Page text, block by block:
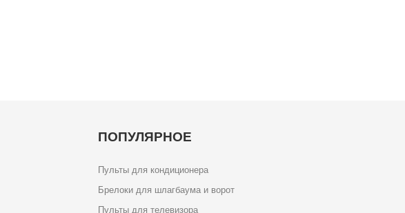
ПОПУЛЯРНОЕ
Пульты для кондиционера
Брелоки для шлагбаума и ворот
Пульты для телевизора